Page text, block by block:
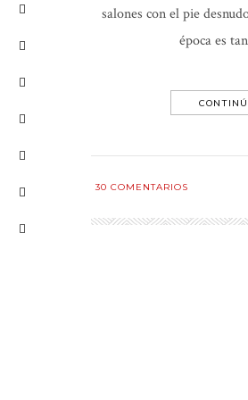
salones con el pie
época es
30 COMENTARIOS